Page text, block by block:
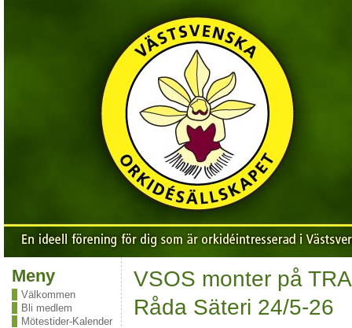
Meny
Välkommen
Bli medlem
Mötestider-Kalender
VSOS monter på
Råda Säteri 24/5-26